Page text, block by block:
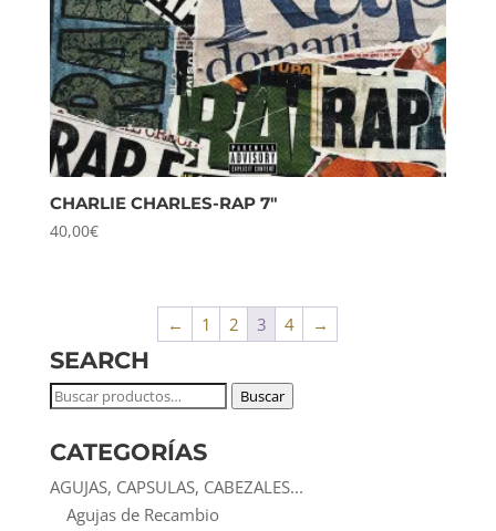
CHARLIE CHARLES-RAP 7″
40,00€
← 1 2 3 4 →
SEARCH
Buscar
Buscar
CATEGORÍAS
AGUJAS, CAPSULAS, CABEZALES...
Agujas de Recambio